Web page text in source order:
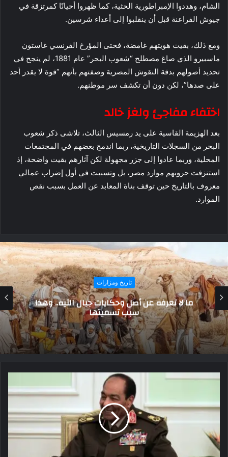
الشام، وهددوا الإمبراطورية الحثية، كما ظهروا أحيانًا كمرتزقة في
جيوش الفراعنة قبل أن ينقلبوا إلى أعداء شرسين.
ومع ذلك، بقيت هويتهم غامضة، فحتى المؤرخ الفرنسي غاستون
ماسبيرو الذي صاغ مصطلح “شعوب البحر” عام 1881، لم ينجح في
تحديد أصولهم بدقة النقوش المصرية وصفتهم بأنهم “قوة لا يقدر أحد
على صدها”، لكن دون أن تكشف سر موطنهم.
اختفاء مفاجئ ولغز خالد
بعد الهزيمة القاسية على يد رمسيس الثالث، تلاشى ذكر شعوب
البحر من السجلات التاريخية، ربما اندمج بعضهم في المجتمعات
المحلية، وربما عادوا إلى جزر مجهولة لكن آثارهم بقيت واضحة، إذ
استنزفت حروبهم موارد مصر، بل وتسببت في أول إضراب عمالي
معروف بالتاريخ حين توقف بناة المعابد عن العمل بسبب نقص
الموارد.
حوارات و تقارير
لمحاربة الفلول..مشروع للقضاء على بقايا
التنظيمات الإرهابية في سيناء بالفكر